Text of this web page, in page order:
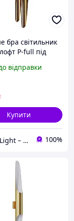
бра світильник
P-full під
Білий
відправки
Купити
Toretto Light – Освітлення та електротовари 100%